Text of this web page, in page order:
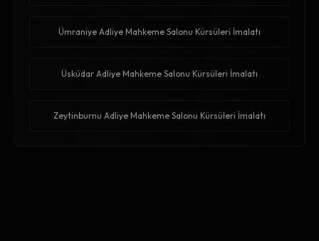
Ümraniye Adliye Mahkeme Salonu Kürsüleri İmalatı
Üsküdar Adliye Mahkeme Salonu Kürsüleri İmalatı
Zeytinburnu Adliye Mahkeme Salonu Kürsüleri İmalatı